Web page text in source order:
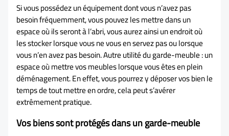
Si vous possédez un équipement dont vous n’avez pas
besoin fréquemment, vous pouvez les mettre dans un
espace où ils seront à l’abri, vous aurez ainsi un endroit où
les stocker lorsque vous ne vous en servez pas ou lorsque
vous n’en avez pas besoin. Autre utilité du garde-meuble : un
espace où mettre vos meubles lorsque vous êtes en plein
déménagement. En effet, vous pourrez y déposer vos bien le
temps de tout mettre en ordre, cela peut s’avérer
extrêmement pratique.
Vos biens sont protégés dans un garde-meuble